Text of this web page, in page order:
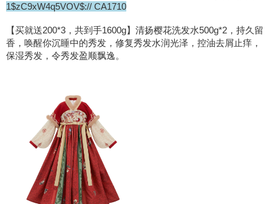
1$zC9xW4q5VOV$:// CA1710
【买就送200*3，共到手1600g】清扬樱花洗发水500g*2，持久留
香，唤醒你沉睡中的秀发，修复秀发水润光泽，控油去屑止痒，
保湿秀发，令秀发盈顺飘逸。